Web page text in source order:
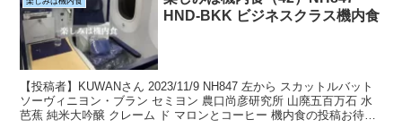
HND-BKK ビジネスクラス機内食
【投稿者】KUWANさん 2023/11/9 NH847 左から スカットルバット
ソーヴィニヨン・ブラン セミヨン 農口尚彦研究所 山廃五百万石 水
芭蕉 純米大吟醸 クレーム ド マロンとコーヒー 機内食の投稿お待ち